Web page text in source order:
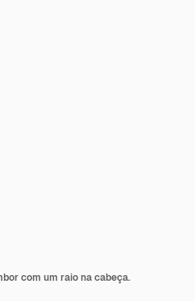
com um raio na cabeça.